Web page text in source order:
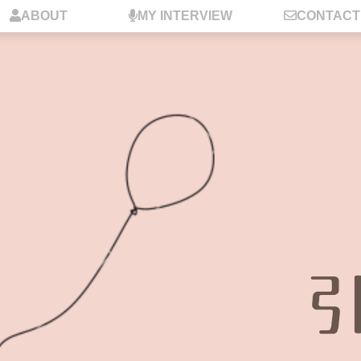
ABOUT MY INTERVIEW CONTACT